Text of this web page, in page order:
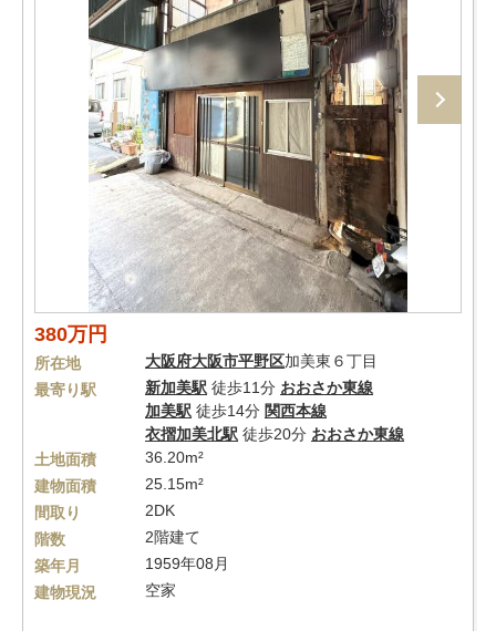
380万円
所在地 大阪府大阪市平野区加美東６丁目
最寄り駅
新加美駅 徒歩11分 おおさか東線
加美駅 徒歩14分 関西本線
衣摺加美北駅 徒歩20分 おおさか東線
土地面積
36.20m²
建物面積
25.15m²
間取り
2DK
階数
2階建て
築年月
1959年08月
建物現況
空家